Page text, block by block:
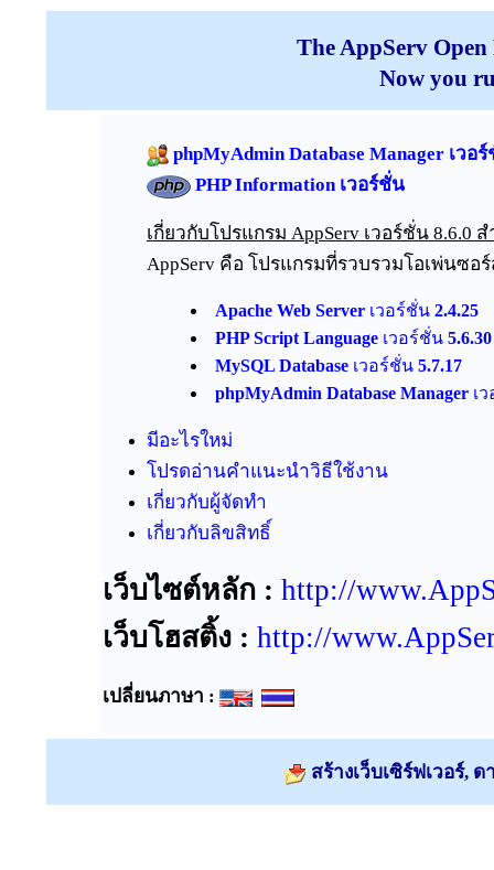
The AppServ
Now you
phpMyAdmin Database Manager เวอ
PHP Information เวอร์ชั่น
เกี่ยวกับโปรแกรม AppServ เวอร์ชั่น 8.6.0
AppServ คือ โปรแกรมที่รวบรวมโอเพ่นซ
Apache Web Server เวอร์ชั่น 2.4.25
PHP Script Language เวอร์ชั่น
MySQL Database เวอร์ชั่น 5.7.17
phpMyAdmin Database Manager เ
มีอะไรใหม่
โปรดอ่านคำแนะนำวิธีใช้งาน
เกี่ยวกับผู้จัดทำ
เกี่ยวกับลิขสิทธิ์
เว็บไซต์หลัก : http://
เว็บโฮสติ้ง : http://
เปลี่ยนภาษา :
สร้างเว็บเซิร์ฟเวอร์,